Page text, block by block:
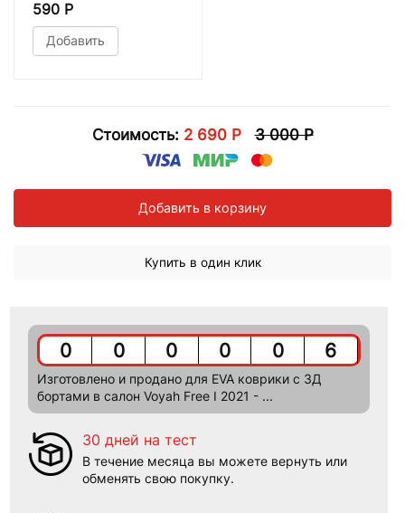
590 Р
Добавить
Стоимость: 2 690 Р 3 000 Р
Добавить в корзину
Купить в один клик
0 0 0 0 0 6
Изготовлено и продано для EVA коврики c 3Д
бортами в салон Voyah Free I 2021 - ...
30 дней на тест
В течение месяца вы можете вернуть или
обменять свою покупку.